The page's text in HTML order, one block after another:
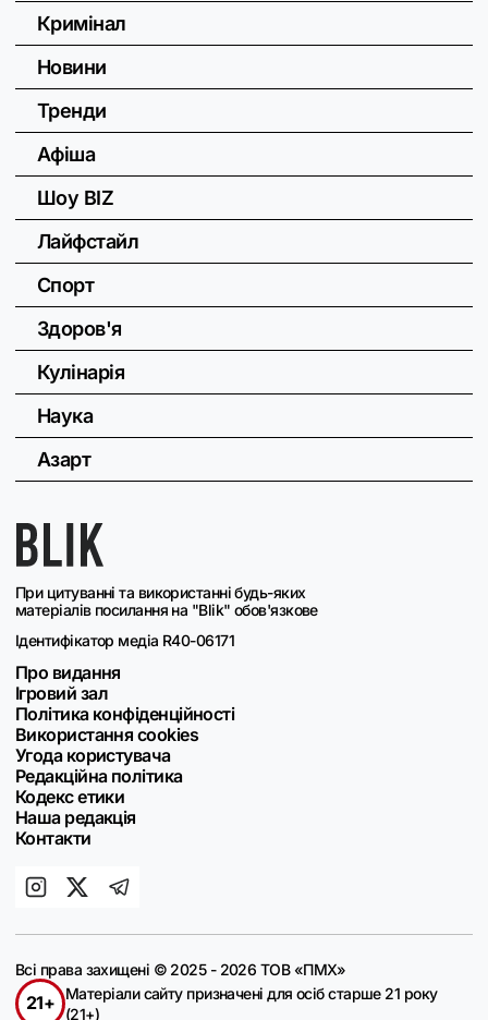
При цитуванні та використанні будь-яких
матеріалів посилання на "Blik" обов'язкове
Ідентифікатор медіа R40-06171
Про видання
Ігровий зал
Політика конфіденційності
Використання cookies
Угода користувача
Редакційна політика
Кодекс етики
Наша редакція
Контакти
Кримінал
Новини
Тренди
Афіша
Шоу BIZ
Лайфстайл
Спорт
Здоров'я
Кулінарія
Наука
Азарт
Всі права захищені © 2025 - 2026 ТОВ «ПМХ»
21+
Матеріали сайту призначені для осіб старше 21 року
(21+)